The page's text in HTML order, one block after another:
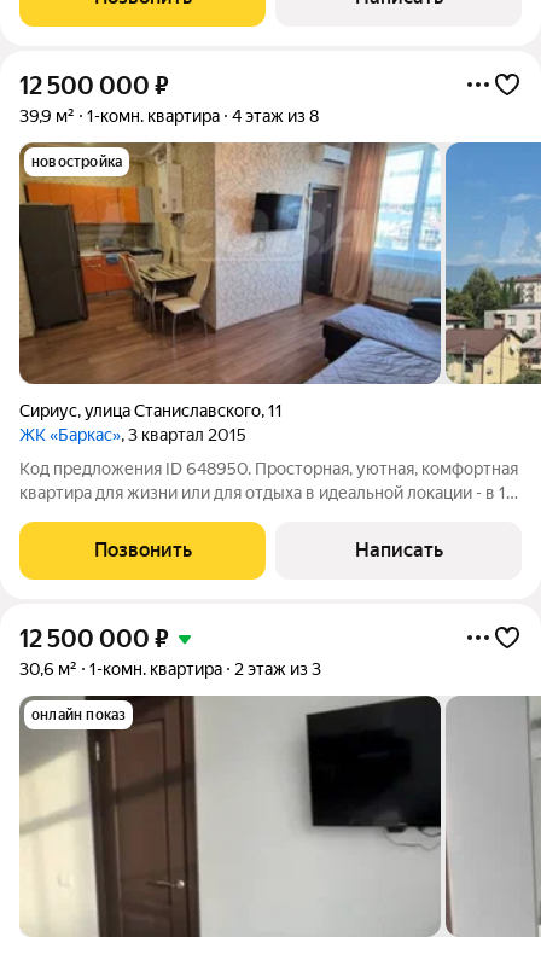
много воздуха и
12 500 000 ₽
39,9 м² 1-комн. квартира 4 этаж из 8
новостройка
Сириус,улица Станиславского,11
ЖК «Баркас», 3 квартал 2015
Код предложения ID 648950. Просторная, уютная, комфортная
квартира для жизни или для отдыха в идеальной локации - в 15
"Мандарин" и всей инфраструктуры Сириуса и Центра Адлера.
Обратите внимание,
Позвонить Написать
12 500 000 ₽
30,6 м² 1-комн. квартира 2 этаж из 3
онлайн показ